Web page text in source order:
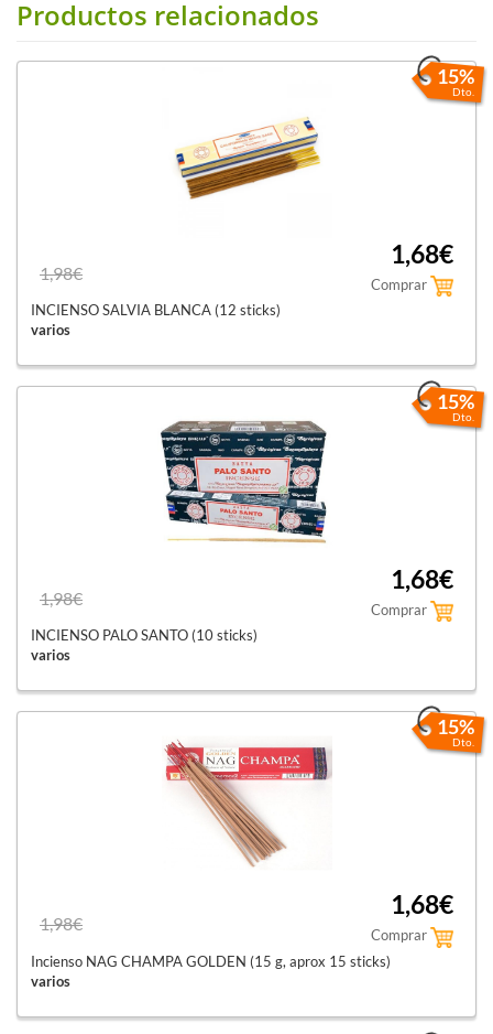
Productos relacionados
15%
Dto.
1,98€
1,68€
Comprar
INCIENSO SALVIA BLANCA (12 sticks)
varios
15%
Dto.
1,98€
1,68€
Comprar
INCIENSO PALO SANTO (10 sticks)
varios
15%
Dto.
1,98€
1,68€
Comprar
Incienso NAG CHAMPA GOLDEN (15 g, aprox 15 sticks)
varios